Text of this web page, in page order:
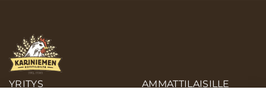
YRITYS
AMMATTILAISILLE